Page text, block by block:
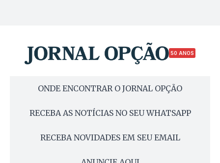
50 ANOS
ONDE ENCONTRAR O JORNAL OPÇÃO
RECEBA AS NOTÍCIAS NO SEU WHATSAPP
RECEBA NOVIDADES EM SEU EMAIL